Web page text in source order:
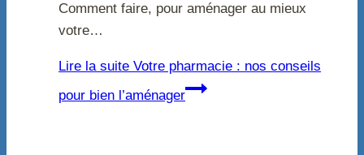
Comment faire, pour aménager au mieux
votre…
Lire la suite Votre pharmacie : nos conseils
pour bien l’aménager